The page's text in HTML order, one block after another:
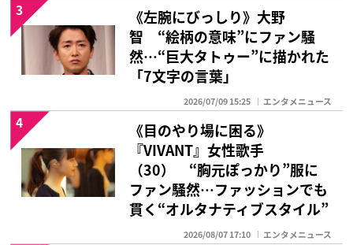
《左腕にびっしり》大野
智 “絵柄の意味”にファン騒
然…“巨大タトゥー”に描かれた
「7文字の言葉」
2026/07/09 15:25 エンタメニュース
3
《目のやり場に困る》
『VIVANT』女性歌手
（30） “胸元ぽっかり”服に
ファン騒然…ファッションでも
貫く“オルタナティブスタイル”
2026/08/07 17:10 エンタメニュース
4